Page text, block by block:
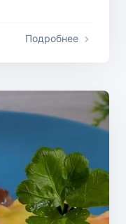
Подробнее